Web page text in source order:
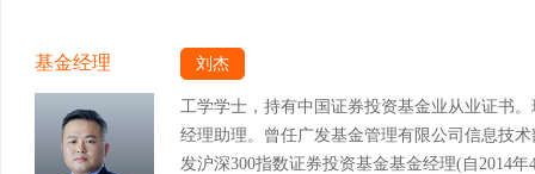
基金经理 刘杰
工学学士，持有中国证券投资基金业从业证书
经理助理。曾任广发基金管理有限公司信息技
发沪深300指数证券投资基金基金经理(自2014